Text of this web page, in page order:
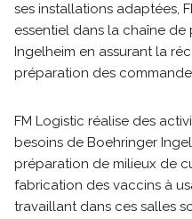
ses installations adaptées,
essentiel dans la chaîne
Ingelheim en assurant la
préparation des
FM Logistic réalise des
besoins de Boehringer
préparation de milieux de
fabrication des vaccins à
travaillant dans ces salles